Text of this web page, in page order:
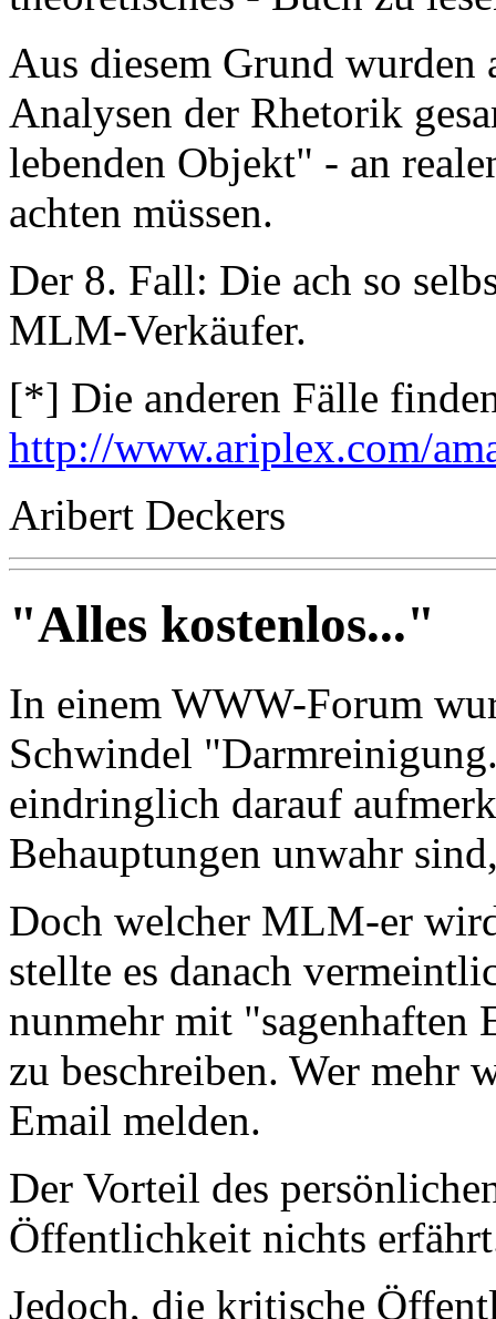
Aus diesem Grund
Analysen der Rhetorik
lebenden Objekt" - an
achten müssen.
Der 8. Fall: Die ach so
MLM-Verkäufer.
[*] Die anderen Fälle
http://www.ariplex.com/
Aribert Deckers
"Alles kostenlos..."
In einem WWW-Forum
Schwindel
eindringlich darauf
Behauptungen unwahr
Doch welcher MLM-er
stellte es danach
nunmehr mit "sagenhaften
zu beschreiben. Wer mehr
Email melden.
Der Vorteil des
Öffentlichkeit nichts
Jedoch, die kritische